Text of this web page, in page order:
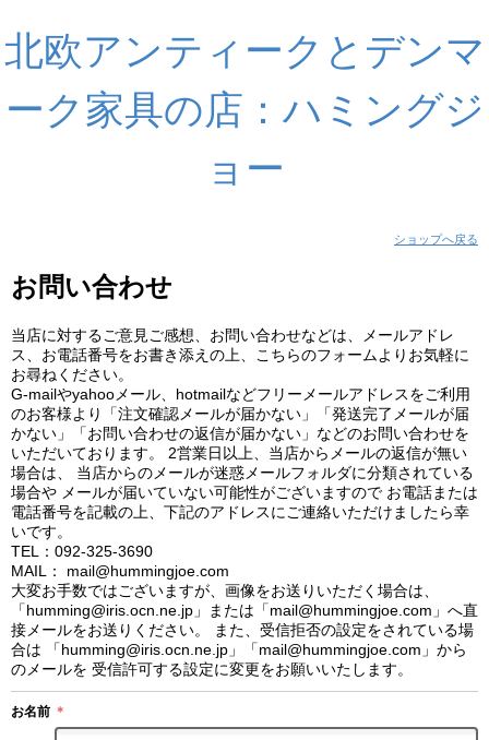
北欧アンティークとデンマ
ーク家具の店：ハミングジ
ョー
ショップへ戻る
お問い合わせ
当店に対するご意見ご感想、お問い合わせなどは、メールアドレ
ス、お電話番号をお書き添えの上、こちらのフォームよりお気軽に
お尋ねください。
G-mailやyahooメール、hotmailなどフリーメールアドレスをご利用
のお客様より「注文確認メールが届かない」「発送完了メールが届
かない」「お問い合わせの返信が届かない」などのお問い合わせを
いただいております。 2営業日以上、当店からメールの返信が無い
場合は、 当店からのメールが迷惑メールフォルダに分類されている
場合や メールが届いていない可能性がございますので お電話または
電話番号を記載の上、下記のアドレスにご連絡いただけましたら幸
いです。
TEL：092-325-3690
MAIL： mail@hummingjoe.com
大変お手数ではございますが、画像をお送りいただく場合は、
「humming@iris.ocn.ne.jp」または「mail@hummingjoe.com」へ直
接メールをお送りください。 また、受信拒否の設定をされている場
合は 「humming@iris.ocn.ne.jp」「mail@hummingjoe.com」から
のメールを 受信許可する設定に変更をお願いいたします。
お名前 ＊